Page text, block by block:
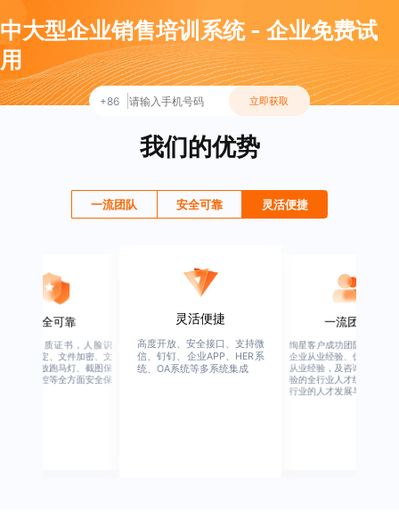
中大型企业销售培训系统 - 企业免费试
用
+86 立即获取
我们的优势
一流团队 安全可靠 灵活便捷
灵活便捷
度开放、安全接口、支持微
、钉钉、企业APP、HER系
、OA系统等多系统集成
一流团队
绚星客户成功团队，由有多年
企业从业经验、优秀培训机构
从业经验，及咨询公司从业经